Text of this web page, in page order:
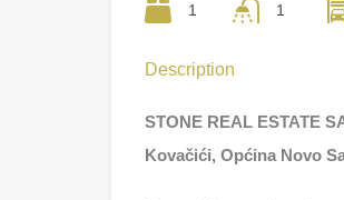
1 1
Description
STONE REAL ESTATE
Kovačići, Općina Novo